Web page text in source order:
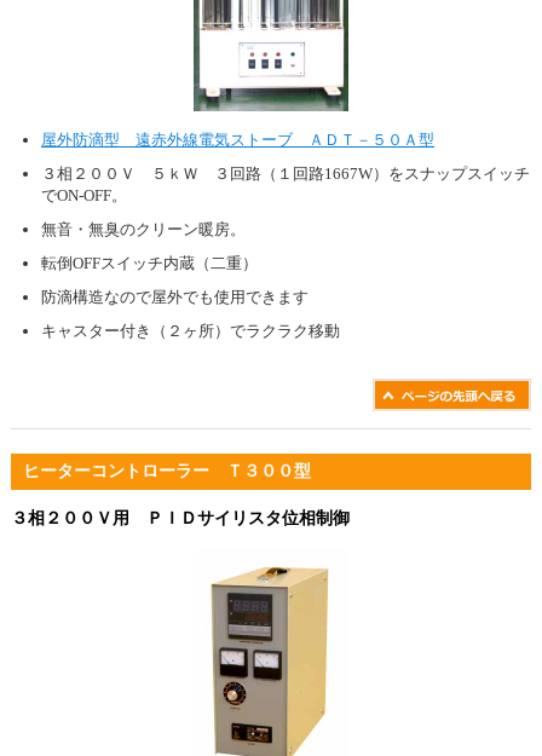
屋外防滴型 遠赤外線電気ストーブ ＡＤＴ－５０Ａ型
３相２００Ｖ ５ｋＷ ３回路（１回路1667W）をスナップスイッチ
でON-OFF。
無音・無臭のクリーン暖房。
転倒OFFスイッチ内蔵（二重）
防滴構造なので屋外でも使用できます
キャスター付き（２ヶ所）でラクラク移動
ヒーターコントローラー Ｔ３００型
３相２００Ｖ用 ＰＩＤサイリスタ位相制御